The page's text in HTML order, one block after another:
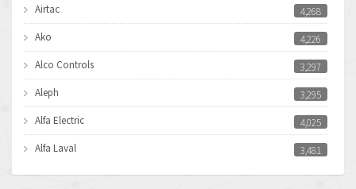
Airtac
4,268
Ako
4,226
Alco Controls
3,297
Aleph
3,295
Alfa Electric
4,025
Alfa Laval
3,481
Allen Bradley
4,544